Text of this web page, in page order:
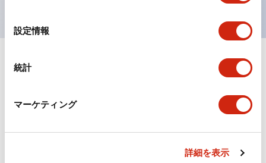
設定情報
統計
マーケティング
詳細を表示
ドキュメントとファイル